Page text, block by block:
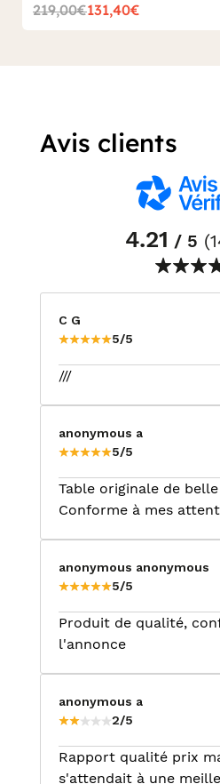
219,00€131,40€
Avis clients
4.21 / 5
C G
5/5
///
anonymous a
5/5
Table originale de
Conforme à mes
anonymous anonymous
5/5
Produit de qualité,
l'annonce
anonymous a
2/5
Rapport qualité prix
s'attendait à une